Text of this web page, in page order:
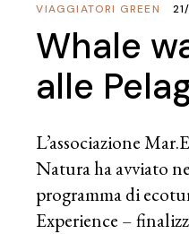
VIAGGIATORI GREEN
Whale
alle
L’associazione
Natura ha avviato
programma di
Experience –